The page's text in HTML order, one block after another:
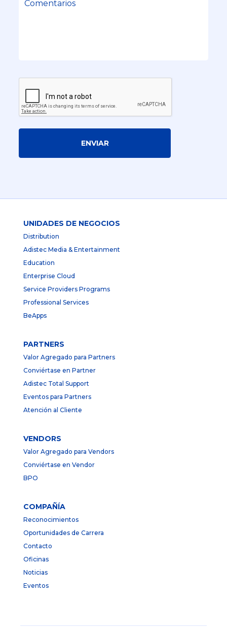
ENVIAR
UNIDADES DE NEGOCIOS
Distribution
Adistec Media & Entertainment
Education
Enterprise Cloud
Service Providers Programs
Professional Services
BeApps
PARTNERS
Valor Agregado para Partners
Conviértase en Partner
Adistec Total Support
Eventos para Partners
Atención al Cliente
VENDORS
Valor Agregado para Vendors
Conviértase en Vendor
BPO
COMPAÑÍA
Reconocimientos
Oportunidades de Carrera
Contacto
Oficinas
Noticias
Eventos